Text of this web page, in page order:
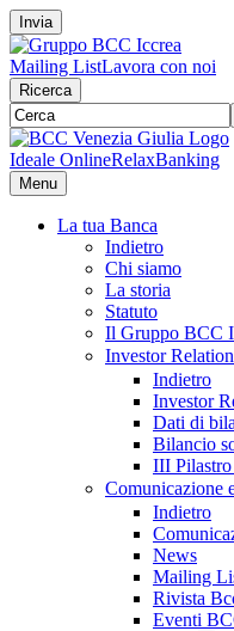
Invia
Mailing ListLavora con noi
Ricerca
Ideale OnlineRelaxBanking
Menu
La tua Banca
Indietro
Chi siamo
La storia
Statuto
Il Gruppo BCC
Investor
Indietro
Investor
Dati di
Bilancio
III
Comunicazione
Indietro
News
Mailing
Rivista
Eventi